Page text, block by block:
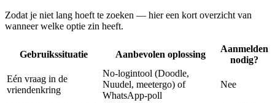
Zodat je niet lang hoeft te zoeken — hier een kort overzicht van
wanneer welke optie zin heeft.
Gebruikssituatie Aanbevolen oplossing
Aanmelden
nodig?
Eén vraag in de
vriendenkring
No-logintool (Doodle,
Nuudel, meetergo) of
WhatsApp-poll
Nee